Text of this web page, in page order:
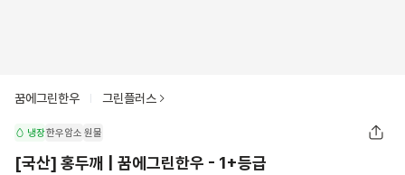
꿈에그린한우 그린플러스
냉장한우암소 원물
[국산] 홍두깨 | 꿈에그린한우 - 1+등급